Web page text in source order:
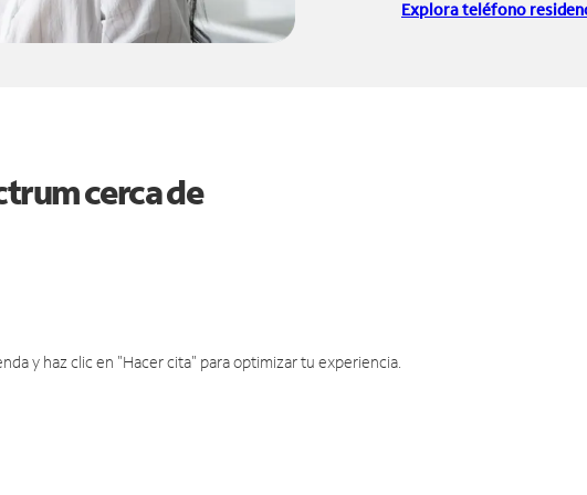
Explora teléfono
cerca de
y haz clic en "Hacer cita" para optimizar tu experiencia.